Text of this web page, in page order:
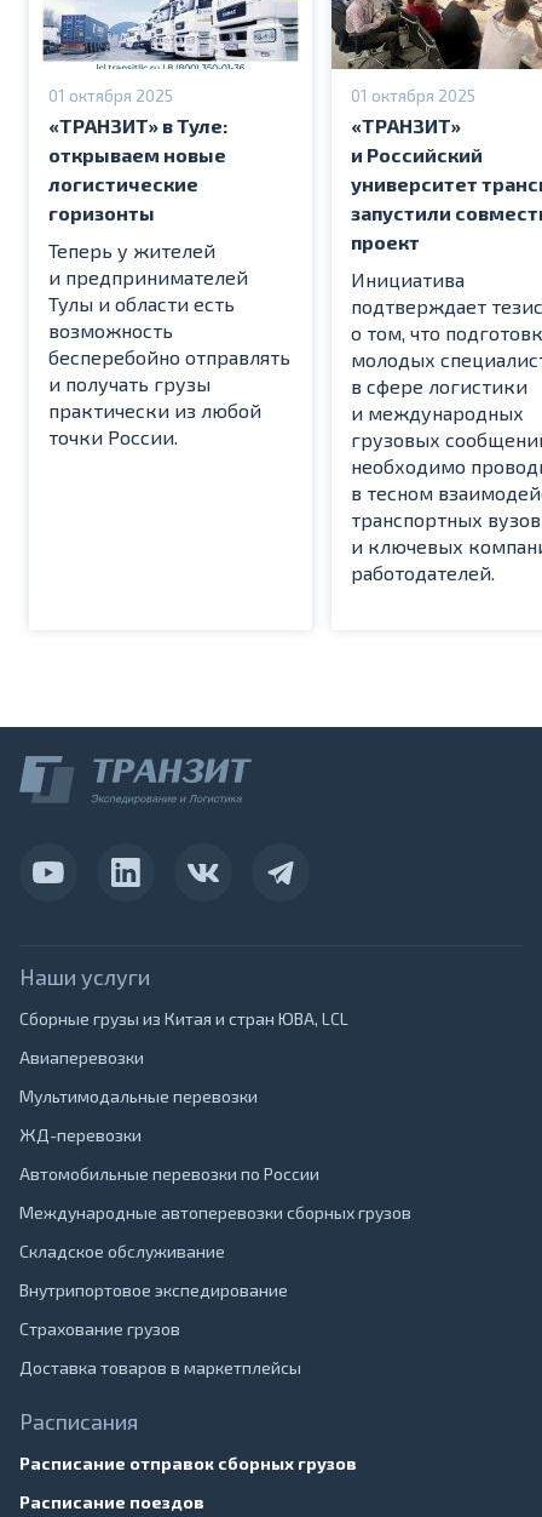
01 октября 2025
«ТРАНЗИТ» в Туле:
открываем новые
логистические
горизонты
Теперь у жителей
и предпринимателей
Тулы и области есть
возможность
бесперебойно отправлять
и получать грузы
практически из любой
точки России.
01 октября 2025
«ТРАНЗИТ»
и Российский
университет
запустили
проект
Инициатива
подтверждает тезис
о том, что
молодых
в сфере логистики
и международных
грузовых
необходимо
в тесном
транспортных вузов
и ключевых
работодателей.
Наши услуги
Сборные грузы из Китая и стран ЮВА, LCL
Авиаперевозки
Мультимодальные перевозки
ЖД-перевозки
Автомобильные перевозки по России
Международные автоперевозки сборных грузов
Складское обслуживание
Внутрипортовое экспедирование
Страхование грузов
Доставка товаров в маркетплейсы
Расписания
Расписание отправок сборных грузов
Расписание поездов